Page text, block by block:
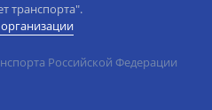
транспорта".
Российской Федерации